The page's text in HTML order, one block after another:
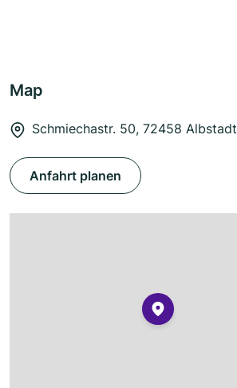
Map
Schmiechastr. 50, 72458 Albstadt
Anfahrt planen